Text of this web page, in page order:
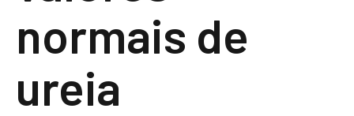
normais de
ureia